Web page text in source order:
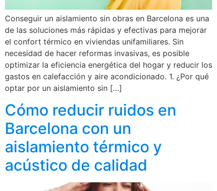
Conseguir un aislamiento sin obras en Barcelona es una
de las soluciones más rápidas y efectivas para mejorar
el confort térmico en viviendas unifamiliares. Sin
necesidad de hacer reformas invasivas, es posible
optimizar la eficiencia energética del hogar y reducir los
gastos en calefacción y aire acondicionado. 1. ¿Por qué
optar por un aislamiento sin […]
Cómo reducir ruidos en
Barcelona con un
aislamiento térmico y
acústico de calidad